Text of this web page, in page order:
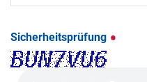
Sicherheitsprüfung